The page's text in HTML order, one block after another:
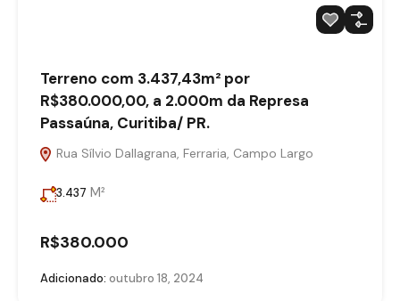
Terreno com 3.437,43m² por
R$380.000,00, a 2.000m da Represa
Passaúna, Curitiba/ PR.
Rua Sílvio Dallagrana, Ferraria, Campo Largo
3.437 M²
R$380.000
Adicionado: outubro 18, 2024